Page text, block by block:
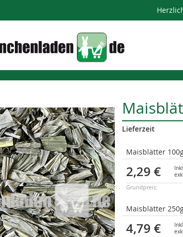
Lieferzeit
Produkte
Artikel
Maisblätter
2,29 €
Grundpreis:
Maisblätter
4,79 €